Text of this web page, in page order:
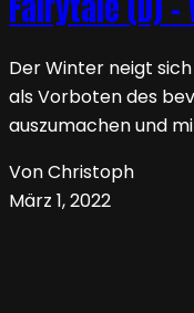
Der Winter neigt
als Vorboten des
auszumachen und
Von Christoph
März 1, 2022